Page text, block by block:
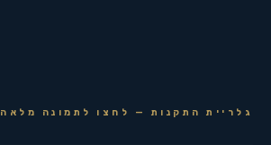
גלריית התקנות — לחצו לתמונה מלאה